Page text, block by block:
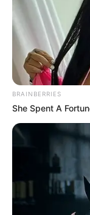
BRAINBERRIES
She Spent A